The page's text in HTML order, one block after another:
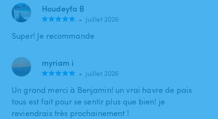
Houdeyfa B
• juillet 2026
Super! Je recommande
myriam i
• juillet 2026
Un grand merci à Benjamin! un vrai havre de paix
tous est fait pour se sentir plus que bien! je
reviendrais très prochainement !